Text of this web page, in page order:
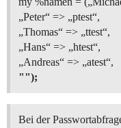
„Peter“ => „ptest“,
„Thomas“ => „ttest“,
„Hans“ => „htest“,
„Andreas“ => „atest“,
"");
Bei der